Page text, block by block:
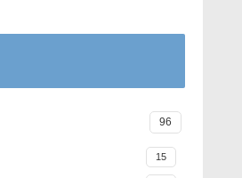
96
15